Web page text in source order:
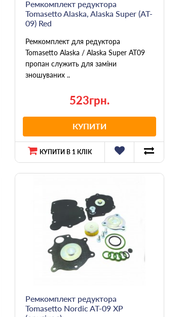
Ремкомплект редуктора
Tomasetto Alaska, Alaska Super (AT-
09) Red
Ремкомплект для редуктора
Tomasetto Alaska / Alaska Super АТ09
пропан служить для заміни
зношуваних ..
523грн.
КУПИТИ
КУПИТИ В 1 КЛІК
Ремкомплект редуктора
Tomasetto Nordic AT-09 XP